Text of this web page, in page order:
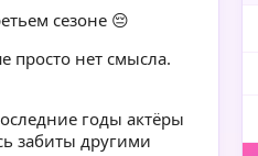
сезоне 😔
просто нет смысла.
годы актёры
забиты другими